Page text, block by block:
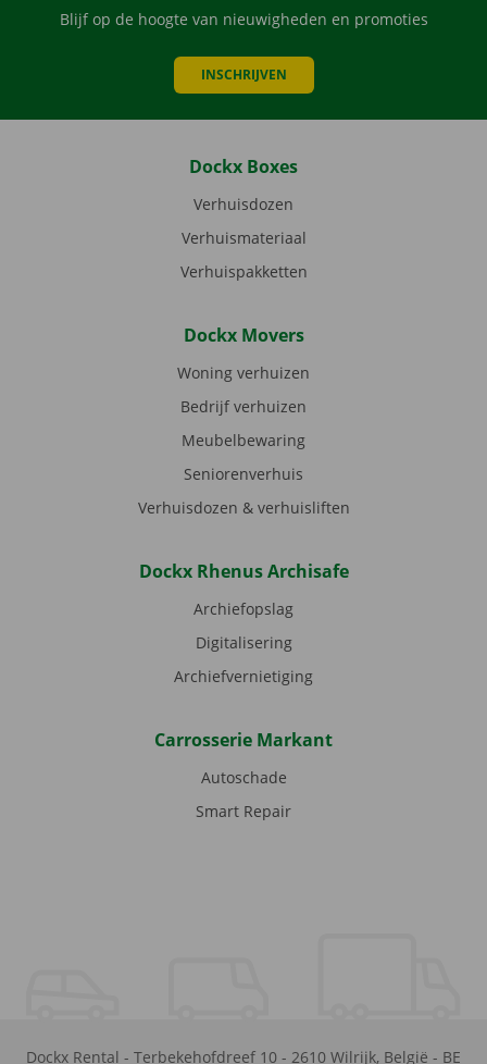
Blijf op de hoogte van nieuwigheden en promoties
INSCHRIJVEN
Dockx Boxes
Verhuisdozen
Verhuismateriaal
Verhuispakketten
Dockx Movers
Woning verhuizen
Bedrijf verhuizen
Meubelbewaring
Seniorenverhuis
Verhuisdozen & verhuisliften
Dockx Rhenus Archisafe
Archiefopslag
Digitalisering
Archiefvernietiging
Carrosserie Markant
Autoschade
Smart Repair
Dockx Rental - Terbekehofdreef 10 - 2610 Wilrijk, België - BE